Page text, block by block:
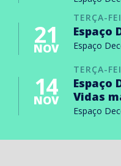
TERÇA-
21
NOV
Espaço
Espaço
TERÇA-
14
NOV
Espaço
Vidas
Espaço